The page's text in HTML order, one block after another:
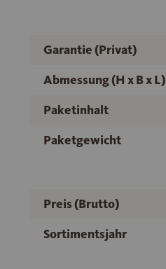
Garantie (Privat)
Abmessung (H x B x L)
Paketinhalt
Paketgewicht
Preis (Brutto)
Sortimentsjahr